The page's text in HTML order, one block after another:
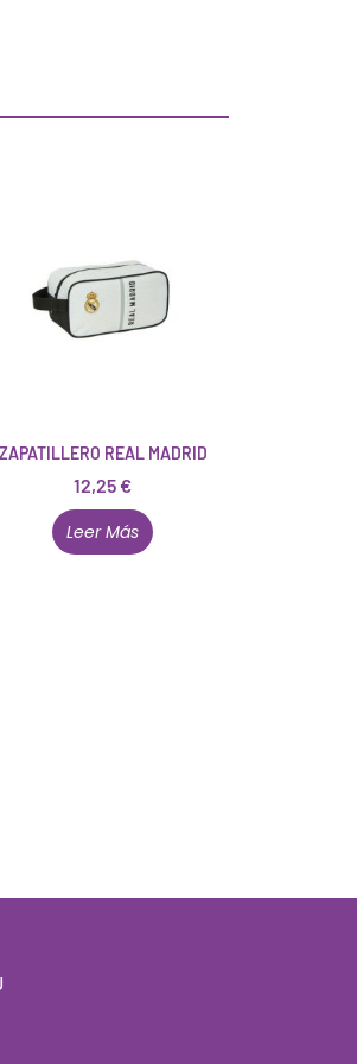
ZAPATILLERO REAL MADRID
12,25 €
Leer Más